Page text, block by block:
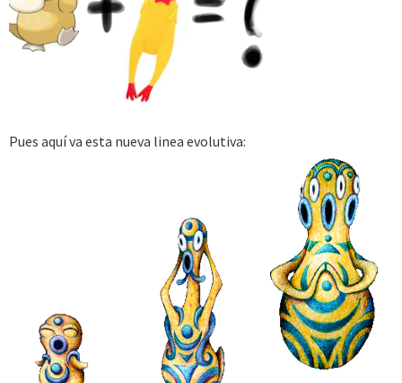
Pues aquí va esta nueva linea evolutiva: